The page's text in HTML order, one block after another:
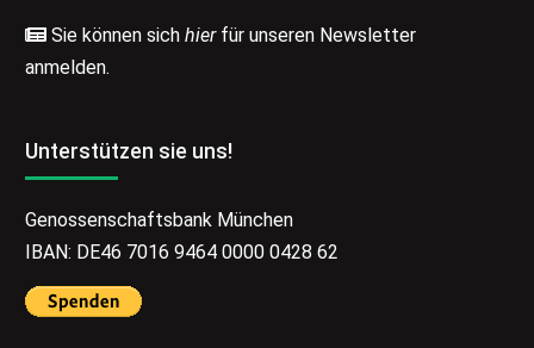
Sie können sichhier für unseren Newsletter
anmelden.
Unterstützen sie uns!
Genossenschaftsbank München
IBAN: DE46 7016 9464 0000 0428 62